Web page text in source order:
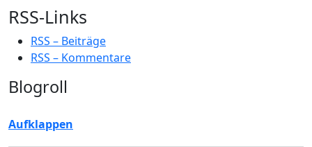
RSS-Links
RSS – Beiträge
RSS – Kommentare
Blogroll
Aufklappen